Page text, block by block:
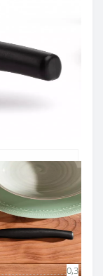
Всі характеристики
0,3